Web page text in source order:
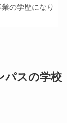
の学歴になり
パスの学校